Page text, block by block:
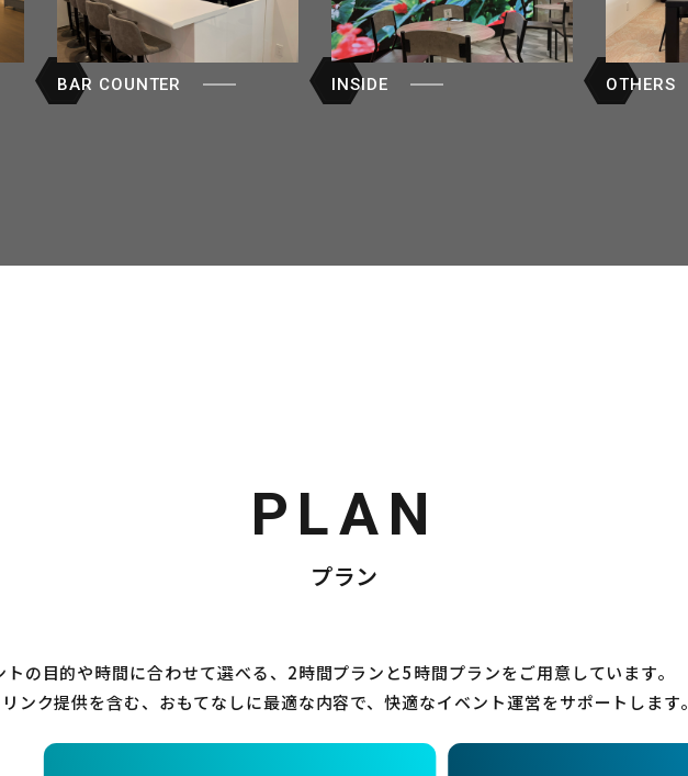
BAR COUNTER INSIDE OTHERS
PLAN
プラン
トの目的や時間に合わせて選べる、2時間プランと5時間プランをご用意しています。
ンク提供を含む、おもてなしに最適な内容で、快適なイベント運営をサポートします。